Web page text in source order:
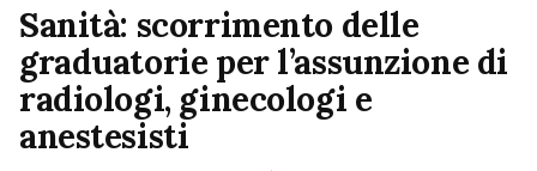
Sanità: scorrimento delle
graduatorie per l’assunzione di
radiologi, ginecologi e
anestesisti